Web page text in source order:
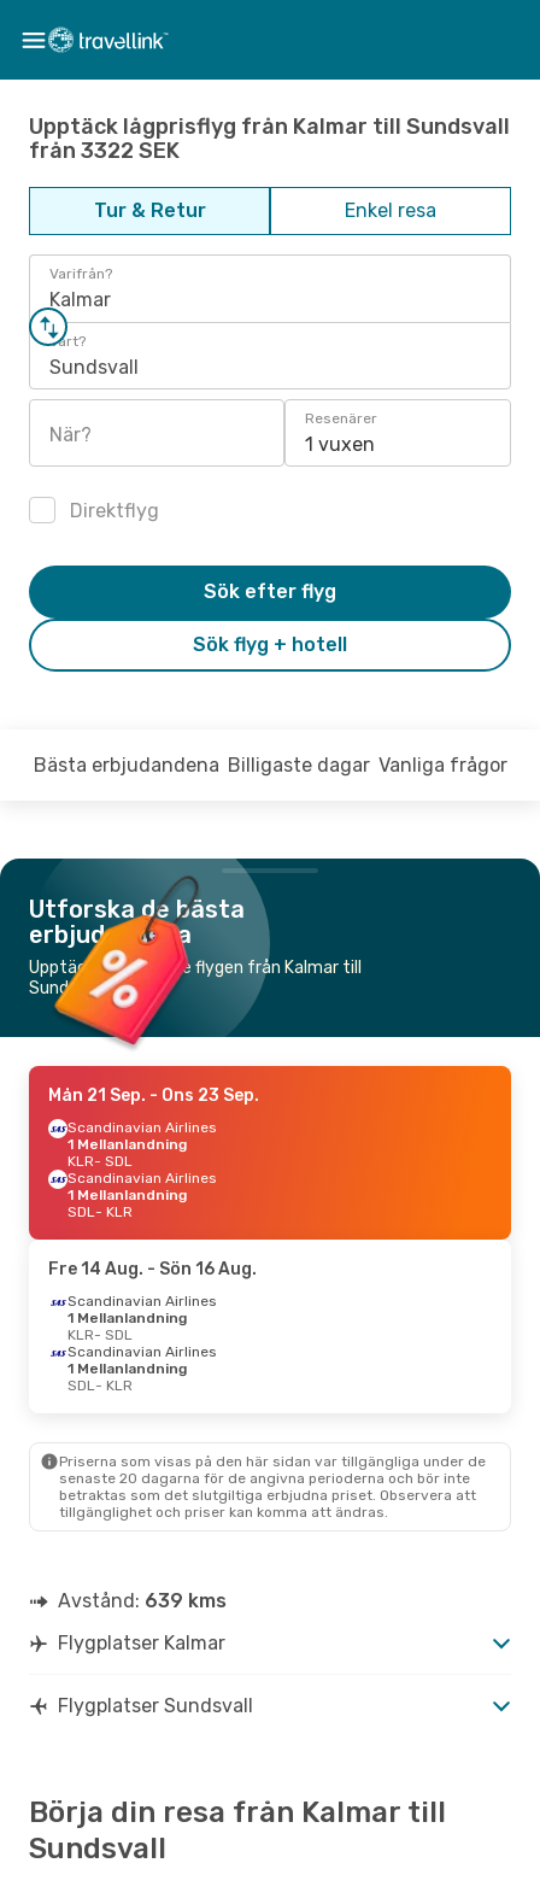
Upptäck lågprisflyg från Kalmar till Sundsvall
från 3322 SEK
Tur & Retur Enkel resa
Varifrån?
Kalmar
Vart?
Sundsvall
När?
Resenärer
1 vuxen
Direktflyg
Sök flyg + hotell
Sök efter flyg
Bästa erbjudandena Billigaste dagar Vanliga frågor
Utforska de bästa
erbjudandena
Upptäck de billigaste flygen från Kalmar till
Sundsvall
Mån 21 Sep. - Ons 23 Sep.
Scandinavian Airlines
1 Mellanlandning
KLR- SDL
Scandinavian Airlines
1 Mellanlandning
SDL- KLR
Fre 14 Aug. - Sön 16 Aug.
Scandinavian Airlines
1 Mellanlandning
KLR- SDL
Scandinavian Airlines
1 Mellanlandning
SDL- KLR
Priserna som visas på den här sidan var tillgängliga under de
senaste 20 dagarna för de angivna perioderna och bör inte
betraktas som det slutgiltiga erbjudna priset. Observera att
tillgänglighet och priser kan komma att ändras.
Avstånd: 639 kms
Flygplatser Kalmar
Flygplatser Sundsvall
Börja din resa från Kalmar till
Sundsvall